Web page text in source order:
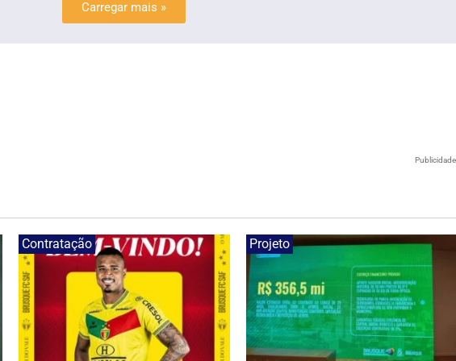
Carregar mais »
Publicidade
Contratação Projeto